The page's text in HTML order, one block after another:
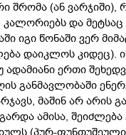
შრომა (ან ვარჯიში),
და მეტსაც
იგი წონაში ვერ
დაიკლოს კიდეც).
ადამიანი ერთი
განმავლობაში
მაშინ არ არის
ამისა,